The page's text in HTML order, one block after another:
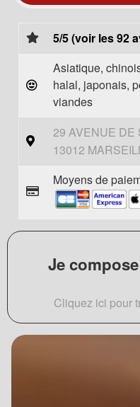
5/5 (voir les 92
Asiatique,
halal, japonais,
viandes
29 AVENUE DE
13012
Moyens de
Je
Cliquez ici pour